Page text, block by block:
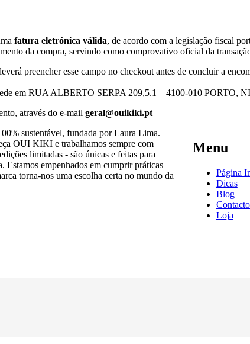
fatura eletrónica válida, de acordo com a legislação fiscal
da compra, servindo como comprovativo oficial da
preencher esse campo no checkout antes de concluir a
em RUA ALBERTO SERPA 209,5.1 – 4100-010 PORTO,
através do e-mail geral@ouikiki.pt
sustentável, fundada por Laura Lima.
OUI KIKI e trabalhamos sempre com
limitadas - são únicas e feitas para
Estamos empenhados em cumprir práticas
torna-nos uma escolha certa no mundo da
Menu
Página
Dicas
Blog
Loja